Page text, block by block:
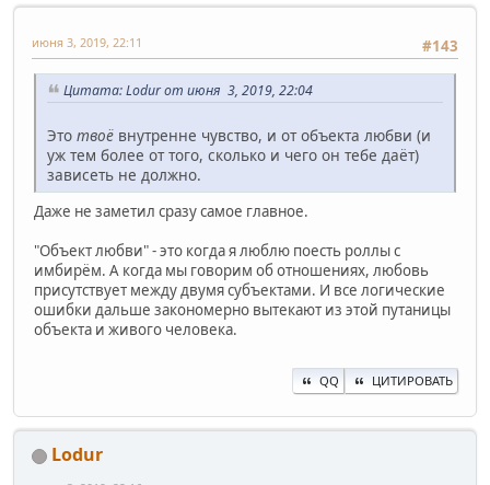
#143
июня 3, 2019, 22:11
Цитата: Lodur от июня 3, 2019, 22:04
Это твоё внутренне чувство, и от объекта любви (и
уж тем более от того, сколько и чего он тебе даёт)
зависеть не должно.
Даже не заметил сразу самое главное.
"Объект любви" - это когда я люблю поесть роллы с
имбирём. А когда мы говорим об отношениях, любовь
присутствует между двумя субъектами. И все логические
ошибки дальше закономерно вытекают из этой путаницы
объекта и живого человека.
QQ ЦИТИРОВАТЬ
Lodur